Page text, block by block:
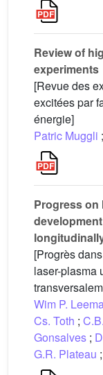
Review of
experiments
[Revue des
excitées par
énergie]
Patric Muggli ;
Progress on
[Progrès
laser-plasma
Wim P.
Cs. Toth ;
Gonsalves ;
G.R. Plateau ;